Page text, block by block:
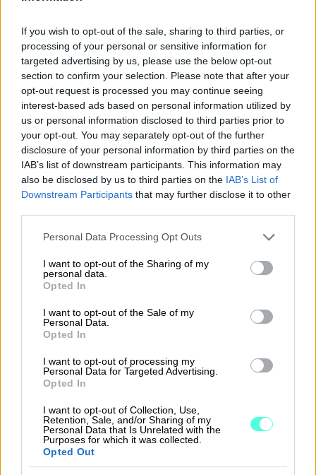
If you wish to opt-out of the sale, sharing to third parties, or
processing of your personal or sensitive information for
targeted advertising by us, please use the below opt-out
section to confirm your selection. Please note that after your
opt-out request is processed you may continue seeing
interest-based ads based on personal information utilized by
us or personal information disclosed to third parties prior to
your opt-out. You may separately opt-out of the further
disclosure of your personal information by third parties on the
IAB’s list of downstream participants. This information may
also be disclosed by us to third parties on the IAB’s List of
Downstream Participants that may further disclose it to other
Please note that this website/app uses one or more Google
not limited to your visit or usage behaviour. You may click to
grant or deny consent to Google and its third-party tags to
use your data for below specified purposes in below Google
consent section.
Personal Data Processing Opt Outs
I want to opt-out of the Sharing of my
personal data.
Opted In
I want to opt-out of the Sale of my
Personal Data.
Opted In
I want to opt-out of processing my
Personal Data for Targeted Advertising.
Opted In
I want to opt-out of Collection, Use,
Retention, Sale, and/or Sharing of my
Personal Data that Is Unrelated with the
Purposes for which it was collected.
Opted Out
aikaa säästävää
taloushallintoa yrittäjälle
Yksinyrittäjälle suunniteltu ohjelmisto, jolla
hoidat yrityksesi taloushallinnon vaivattomasti.
Saat käyttöösi verkkoselaimessa toimivan ja
yksinyrittäjälle suunnitellun ohjelmiston, jolla:
Helppokäyttöinen:jokainen osaa käyttää
Kaikki tarvittava:laskut, kuitit, maksut ja
kirjanpitoaineistot
Vähemmän hallintohommia:
enemmän
automaatiota ja helppoutta
Tutustu Soloon
Jätä yhteydenottopyyntö myynnille